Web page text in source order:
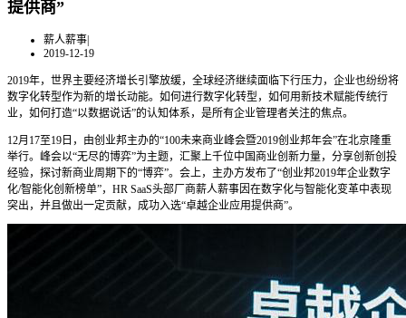
提供商”
薪人薪事|
2019-12-19
2019年，世界主要经济增长引擎放缓，全球经济继续面临下行压力，企业也纷纷将
数字化转型作为新的增长动能。如何进行数字化转型，如何用新技术赋能传统行
业，如何打造“以数据说话”的认知体系，是所有企业管理者关注的焦点。
12月17至19日，由创业邦主办的“100未来商业峰会暨2019创业邦年会”在北京隆重
举行。峰会以“无尽的博弈”为主题，汇聚上千位中国商业创新力量，分享创新创投
经验，探讨新商业周期下的“博弈”。会上，主办方发布了“创业邦2019年企业数字
化/智能化创新榜单”，HR SaaS头部厂商薪人薪事因在数字化与智能化变革中表现
突出，并且做出一定贡献，成功入选“卓越企业应用提供商”。